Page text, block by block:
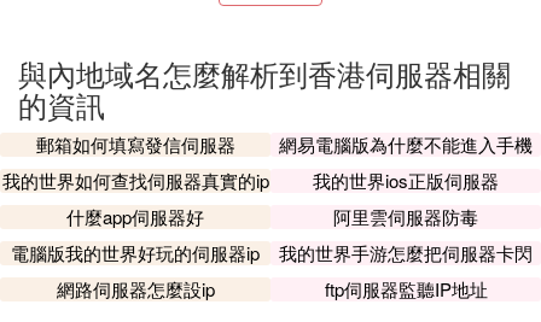
被稱為DNS緩存。在更改DNS設置後，大多數用戶可
能在幾分鍾到幾小時內就能看到更改的效果。不過，
為了加快傳播速度，您也可以通過阿里雲提供的工具
進行DNS緩存刷新，進一步縮短生效時間。
總之，只要正確配置，您的域名指向香港伺服器是完
全可以正常解析和運作的。如果您遇到任何問題，可
以聯系阿里雲的技術支持團隊尋求幫助，他們能提供
與內地域名怎麼解析到香港伺服器相關
的資訊
郵箱如何填寫發信伺服器
網易電腦版為什麼不能進入手機
伺服器
我的世界如何查找伺服器真實的ip
我的世界ios正版伺服器
什麼app伺服器好
阿里雲伺服器防毒
電腦版我的世界好玩的伺服器ip
我的世界手游怎麼把伺服器卡閃
退
網路伺服器怎麼設ip ftp伺服器監聽IP地址